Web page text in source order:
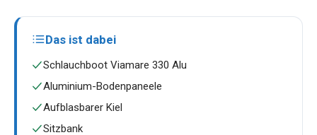
Das ist dabei
Schlauchboot Viamare 330 Alu
Aluminium-Bodenpaneele
Aufblasbarer Kiel
Sitzbank